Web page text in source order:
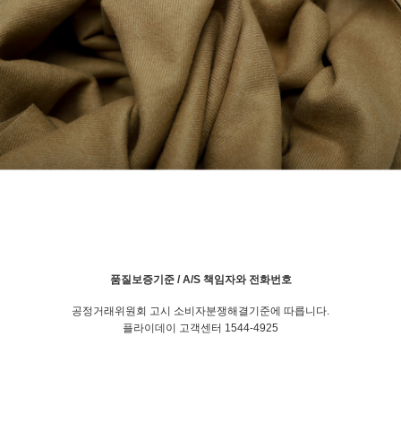
품질보증기준 / A/S 책임자와 전화번호
공정거래위원회 고시 소비자분쟁해결기준에 따릅니다.
플라이데이 고객센터 1544-4925